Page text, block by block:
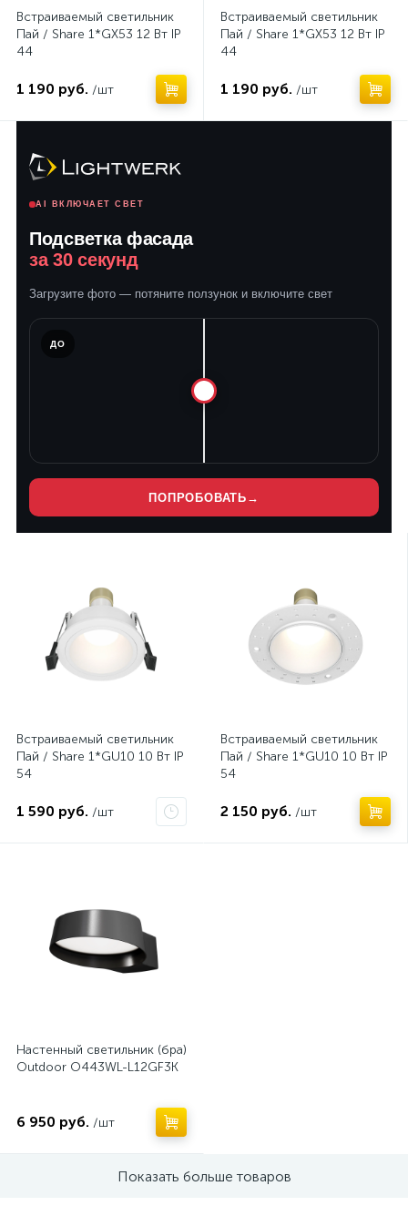
Встраиваемый светильник
Пай / Share 1*GX53 12 Вт IP
44
1 190 руб. /шт
Встраиваемый светильник
Пай / Share 1*GX53 12 Вт IP
44
1 190 руб. /шт
AI ВКЛЮЧАЕТ СВЕТ
Подсветка фасада
за 30 секунд
Загрузите фото — потяните ползунок и включите свет
ДО
ПОПРОБОВАТЬ →
Встраиваемый светильник
Пай / Share 1*GU10 10 Вт IP
54
1 590 руб. /шт
Встраиваемый светильник
Пай / Share 1*GU10 10 Вт IP
54
2 150 руб. /шт
Настенный светильник (бра)
Outdoor O443WL-L12GF3K
6 950 руб. /шт
Показать больше товаров